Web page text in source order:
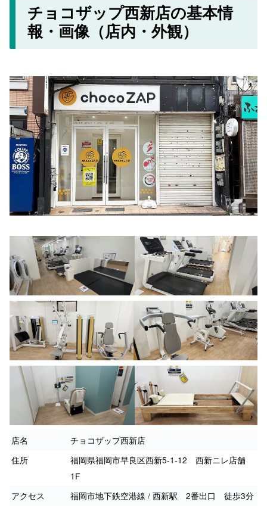
チョコザップ西新店の基本情
報・画像（店内・外観）
店名
チョコザップ西新店
住所
福岡県福岡市早良区西新5-1-12 西新ニレ店舗
1F
アクセス
福岡市地下鉄空港線 / 西新駅 2番出口 徒歩3分